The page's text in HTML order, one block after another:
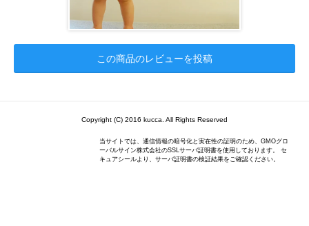
この商品のレビューを投稿
Copyright (C) 2016 kucca. All Rights Reserved
当サイトでは、通信情報の暗号化と実在性の証明のため、GMOグロ
ーバルサイン株式会社のSSLサーバ証明書を使用しております。 セ
キュアシールより、サーバ証明書の検証結果をご確認ください。